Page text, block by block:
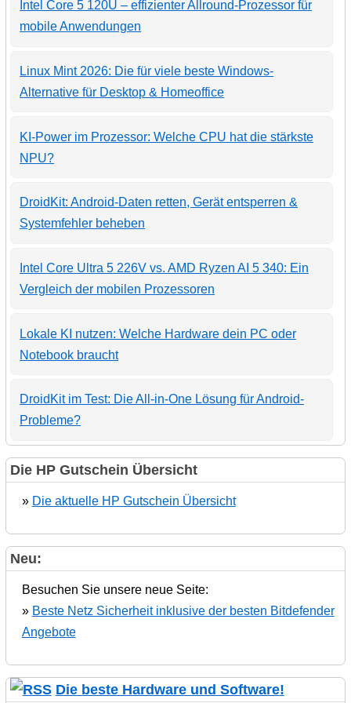
Intel Core 5 120U – effizienter Allround-Prozessor für
mobile Anwendungen
Linux Mint 2026: Die für viele beste Windows-
Alternative für Desktop & Homeoffice
KI-Power im Prozessor: Welche CPU hat die stärkste
NPU?
DroidKit: Android-Daten retten, Gerät entsperren &
Systemfehler beheben
Intel Core Ultra 5 226V vs. AMD Ryzen AI 5 340: Ein
Vergleich der mobilen Prozessoren
Lokale KI nutzen: Welche Hardware dein PC oder
Notebook braucht
DroidKit im Test: Die All-in-One Lösung für Android-
Probleme?
Die HP Gutschein Übersicht
» Die aktuelle HP Gutschein Übersicht
Neu:
Besuchen Sie unsere neue Seite:
» Beste Netz Sicherheit inklusive der besten Bitdefender
Angebote
Die beste Hardware und Software!